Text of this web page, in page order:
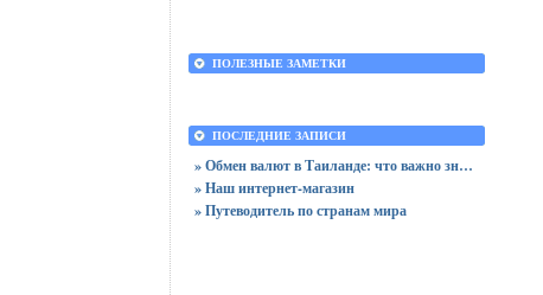
ПОЛЕЗНЫЕ ЗАМЕТКИ
ПОСЛЕДНИЕ ЗАПИСИ
» Обмен валют в Таиланде: что важно знать до поездки и на месте
» Наш интернет-магазин
» Путеводитель по странам мира